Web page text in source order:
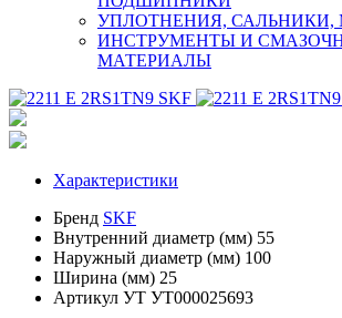
УПЛОТНЕНИЯ,
ИНСТРУМЕНТЫ И
МАТЕРИАЛЫ
Характеристики
Бренд SKF
Внутренний диаметр (мм) 55
Наружный диаметр (мм) 100
Ширина (мм) 25
Артикул УТ УТ000025693